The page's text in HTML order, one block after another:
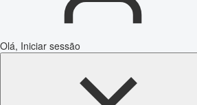
Olá, Iniciar sessão